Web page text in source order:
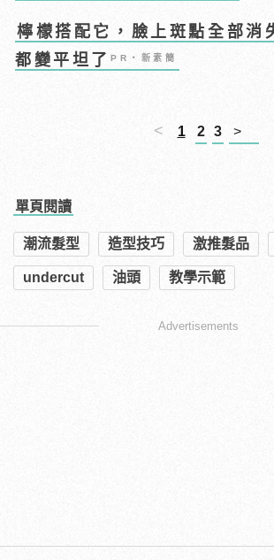
檸檬搭配它，臉上斑點全部消
都變平坦了 PR・新素簡
< 1 2 3 >
單頁閱讀
潮流髮型 造型技巧 激推髮品
undercut 油頭 教學示範
Advertisements